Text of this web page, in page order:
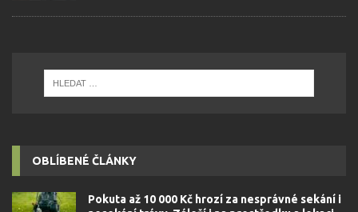
OBLÍBENÉ ČLÁNKY
Pokuta až 10 000 Kč hrozí za nesprávné sekání i